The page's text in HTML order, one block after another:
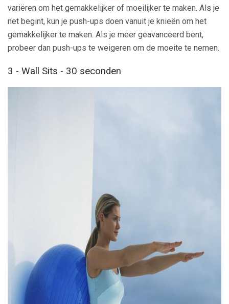
variëren om het gemakkelijker of moeilijker te maken. Als je
net begint, kun je push-ups doen vanuit je knieën om het
gemakkelijker te maken. Als je meer geavanceerd bent,
probeer dan push-ups te weigeren om de moeite te nemen.
3 - Wall Sits - 30 seconden